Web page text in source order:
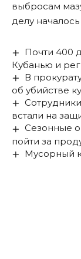
выбросам
делу
Почти 400
Кубанью и
В
об убийстве
встали на
Сезонные
пойти за
Мусорный